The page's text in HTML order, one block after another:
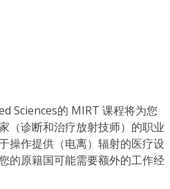
Sciences的 MIRT 课程将为您
（诊断和治疗放射技师）的职业
操作提供（电离）辐射的医疗设
的原籍国可能需要额外的工作经